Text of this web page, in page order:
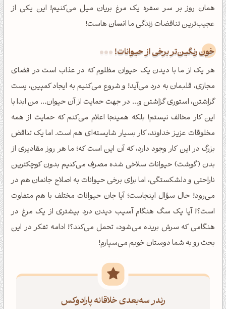
همان روز بر سر سفره یک مرغ بریان میل می‌کنیم! این یکی از
عجیب‌ترین تناقضات زندگی ماانسانهاست!
خون رنگین‌تر برخی از حیوانات!
هر یک از ما با دیدن یک حیوان مظلوم که در عذاب است در فضای
مجازی، قلبمان به درد می‌آید! و شروع می‌کنیم به ایجاد کمپین، پست
گزاشتن، استوری گزاشتن و... در جهت حمایت از آن حیوان... من ابدا با
این کار مخالف نیستم! بلکه همینجا اعلام می‌کنم که حمایت از همه
مخلوقات عزیز خداوند، کار بسیار شایسته‌ای هم است. اما یک تناقض
بزرگ در این کار وجود دارد، که آن این است که؛ ما هر روز مقادیری از
بدن (گوشت) حیوانات سلاخی شده مصرف می‌کنیم بدون کوچکترین
ناراحتی و دلشکستگی، اما برای برخی حیوانات به اصلاح جانمان هم در
می‌رود! حال سؤال اینجاست؛ آیا جان حیوانات مختلف با هم متفاوت
است؟! آیا یک سگ هنگام آسیب دیدن درد بیشتری از یک مرغ در
هنگامی که سرش بریده می‌شود، تحمل می‌کند؟! ادامه تفکر در این
بحث رو به شما دوستان خوبم می‌سپارم!
رندر سه‌بعدی خلاقانه پارادوکس